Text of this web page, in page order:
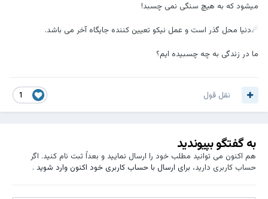
ﻣﯿﺸﻮﺩ ﮐﻪ ﺑﻪ ﻫﯿﭻ ﺳﻨﮕﯽ ﻧﻤﯽ ﭼﺴﺒﺪ!
☄دنیا محل گذر است و عمل نیکو تعیین کننده جایگاه آخر می باشد.
ﻣﺎ ﺩﺭ ﺯﻧﺪﮔﯽ ﺑﻪ ﭼﻪ ﭼﺴﺒﯿﺪﻩ ایم؟
نقل قول
به گفتگو بپیوندید
هم اکنون می توانید مطلب خود را ارسال نمایید و بعداً ثبت نام کنید. اگر
حساب کاربری دارید، برای ارسال با حساب کاربری خود اکنون وارد شوید.